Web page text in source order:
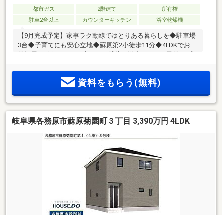
都市ガス 2階建て
所有権
駐車2台以上
カウンターキッチン 浴室乾燥機
【9月完成予定】家事ラク動線でゆとりある暮らしを◆駐車場
3台◆子育てにも安心立地◆蘇原第2小徒歩11分◆4LDKでお子
資料をもらう(無料)
岐阜県各務原市蘇原菊園町３丁目 3,390万円 4LDK